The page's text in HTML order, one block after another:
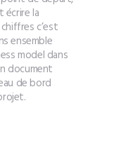
écrire la
c’est
ensemble
model dans
document
de bord